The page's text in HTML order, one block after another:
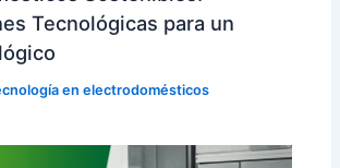
Tecnológicas para un
en electrodomésticos